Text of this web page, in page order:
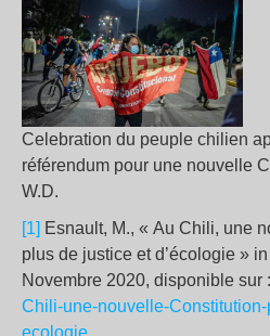
Celebration du peuple chilien
référendum pour une nouvelle
W.D.
[1] Esnault, M., « Au Chili, une
plus de justice et d’écologie » in
Novembre 2020, disponible sur :
Chili-une-nouvelle-
ecologie